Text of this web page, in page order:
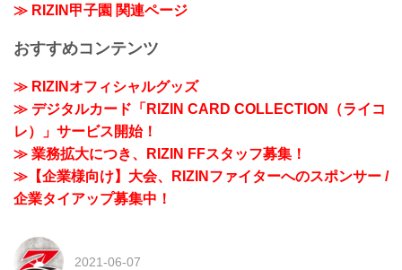
≫ RIZIN甲子園 関連ページ
おすすめコンテンツ
≫ RIZINオフィシャルグッズ
≫ デジタルカード「RIZIN CARD COLLECTION（ライコ
レ）」サービス開始！
≫ 業務拡大につき、RIZIN FFスタッフ募集！
≫【企業様向け】大会、RIZINファイターへのスポンサー /
企業タイアップ募集中！
2021-06-07